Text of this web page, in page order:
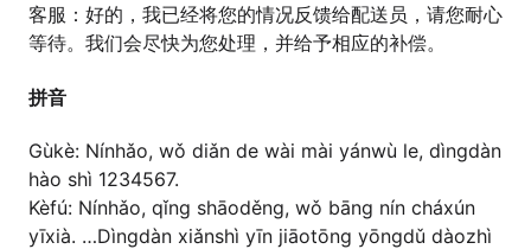
客服：好的，我已经将您的情况反馈给配送员，请您耐心
等待。我们会尽快为您处理，并给予相应的补偿。
拼音
Gùkè: Nínhǎo, wǒ diǎn de wài mài yánwù le, dìngdàn
hào shì 1234567.
Kèfú: Nínhǎo, qǐng shāoděng, wǒ bāng nín cháxún
yīxià. …Dìngdàn xiǎnshì yīn jiāotōng yōngdǔ dàozhì